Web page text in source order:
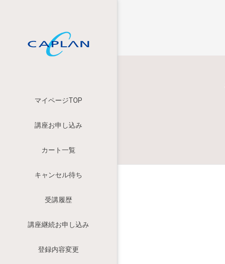
マイページTOP
講座お申し込み
カート一覧
キャンセル待ち
受講履歴
講座継続お申し込み
登録内容変更